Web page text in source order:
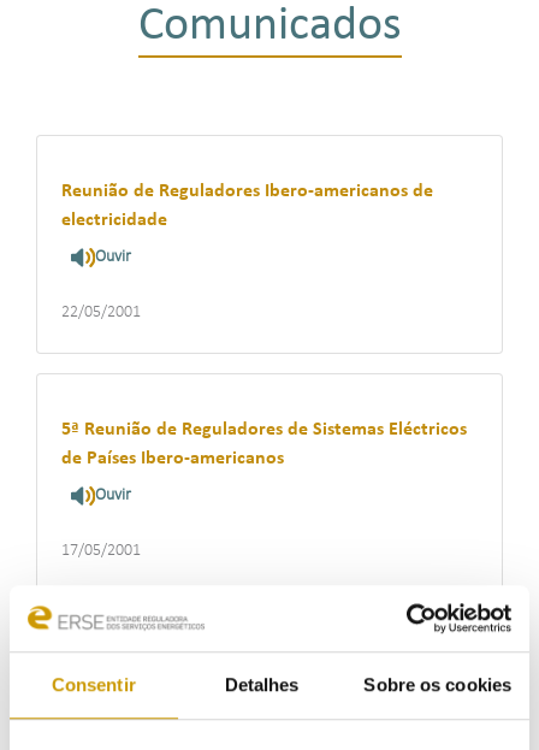
Consentir Detalhes Sobre os cookies
Comunicados
Reunião de Reguladores Ibero-americanos de
electricidade
Ouvir
22/05/2001
5ª Reunião de Reguladores de Sistemas Eléctricos
de Países Ibero-americanos
Ouvir
17/05/2001